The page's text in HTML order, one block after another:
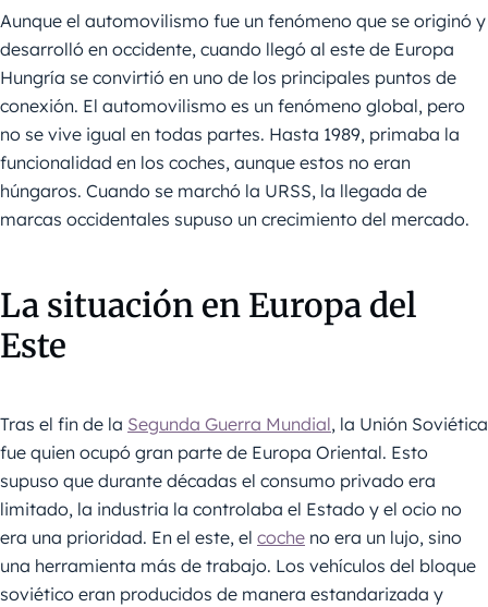
Aunque el automovilismo fue un fenómeno que se originó y
desarrolló en occidente, cuando llegó al este de Europa
Hungría se convirtió en uno de los principales puntos de
conexión. El automovilismo es un fenómeno global, pero
no se vive igual en todas partes. Hasta 1989, primaba la
funcionalidad en los coches, aunque estos no eran
húngaros. Cuando se marchó la URSS, la llegada de
marcas occidentales supuso un crecimiento del mercado.
La situación en Europa del
Este
Tras el fin de la Segunda Guerra Mundial, la Unión Soviética
fue quien ocupó gran parte de Europa Oriental. Esto
supuso que durante décadas el consumo privado era
limitado, la industria la controlaba el Estado y el ocio no
era una prioridad. En el este, el coche no era un lujo, sino
una herramienta más de trabajo. Los vehículos del bloque
soviético eran producidos de manera estandarizada y